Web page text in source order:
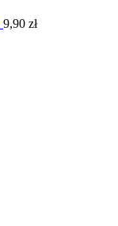
9,90 zł